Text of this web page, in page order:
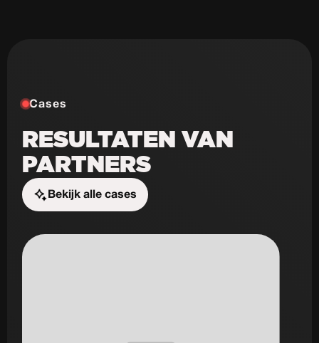
Cases
RESULTATEN VAN
PARTNERS
Bekijk alle cases
Start de uitdaging